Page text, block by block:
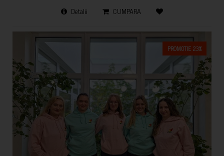
Detalii CUMPARA
PROMOTIE 23%